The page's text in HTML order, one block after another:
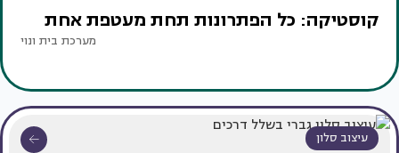
קוסטיקה: כל הפתרונות תחת מעטפת אחת
מערכת בית ונוי
עיצוב סלון